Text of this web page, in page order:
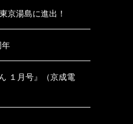
京湯島に進出！
１月号』（京成電